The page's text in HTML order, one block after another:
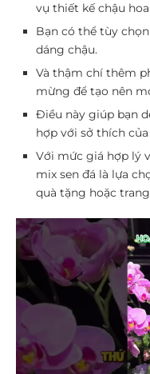
vụ thiết kế chậu
Bạn có thể tùy
dáng chậu.
Và thậm chí thêm
mừng để tạo nên
Điều này giúp bạn
hợp với sở thích
Với mức giá hợp lý
mix sen đá là lựa
quà tặng hoặc